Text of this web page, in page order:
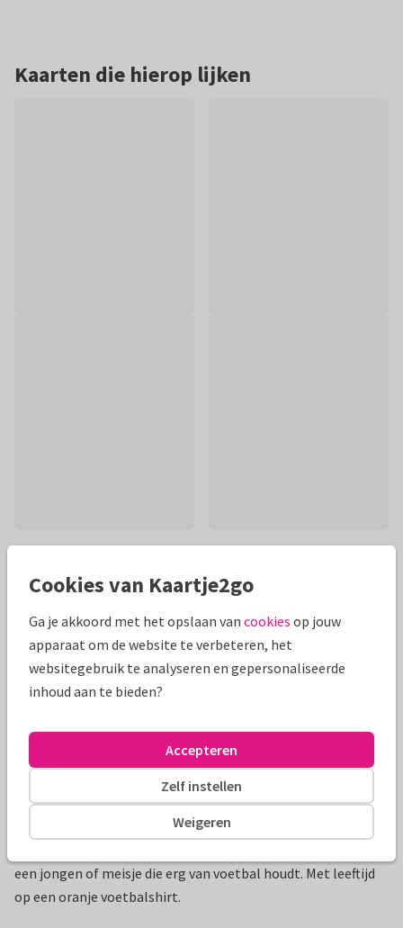
Kaarten die hierop lijken
Mooie extra's bij je kaart
een jongen of meisje die erg van voetbal houdt. Met leeftijd
op een oranje voetbalshirt.
Cookies van Kaartje2go
Ga je akkoord met het opslaan van cookies op jouw
apparaat om de website te verbeteren, het
websitegebruik te analyseren en gepersonaliseerde
inhoud aan te bieden?
Weigeren
Zelf instellen
Accepteren